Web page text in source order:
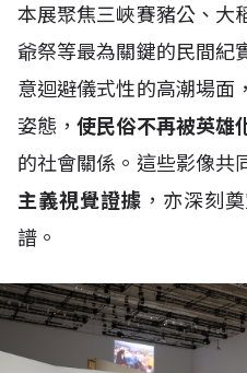
本展聚焦三峽賽豬公、大
爺祭等最為關鍵的民間紀
意迴避儀式性的高潮場面
姿態，使民俗不再被英雄
的社會關係。這些影像共
主義視覺證據 ，亦深刻
譜。